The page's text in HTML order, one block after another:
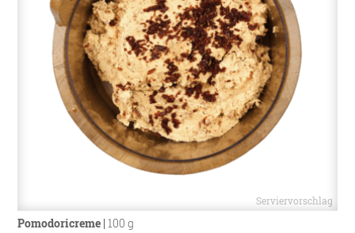
Pomodoricreme |100 g